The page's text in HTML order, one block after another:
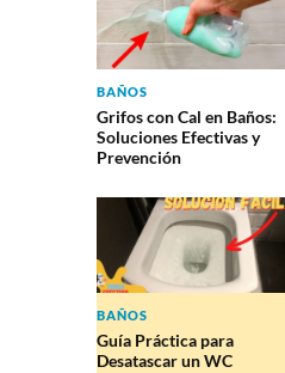
BAÑOS
Grifos con Cal en Baños:
Soluciones Efectivas y
Prevención
BAÑOS
Guía Práctica para
Desatascar un WC